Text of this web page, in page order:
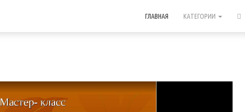
ГЛАВНАЯ КАТЕГОРИИ